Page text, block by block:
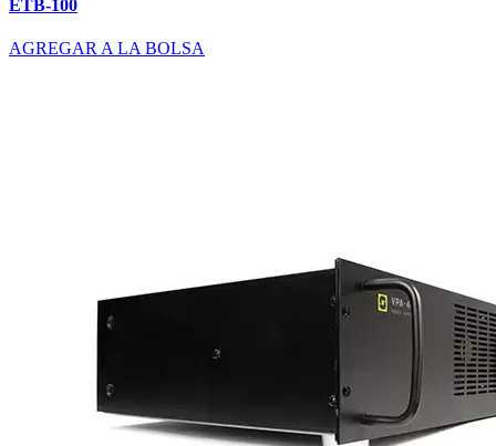
ETB-100
AGREGAR A LA BOLSA